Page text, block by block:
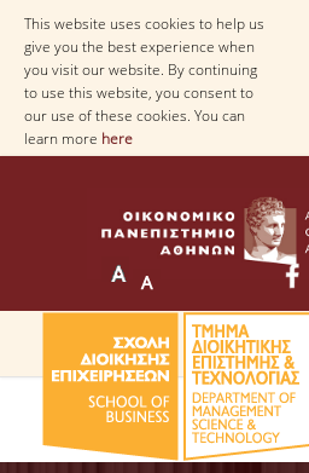
This website uses cookies to help us
give you the best experience when
you visit our website. By continuing
to use this website, you consent to
our use of these cookies. You can
learn more here
THE DEPARTMENT